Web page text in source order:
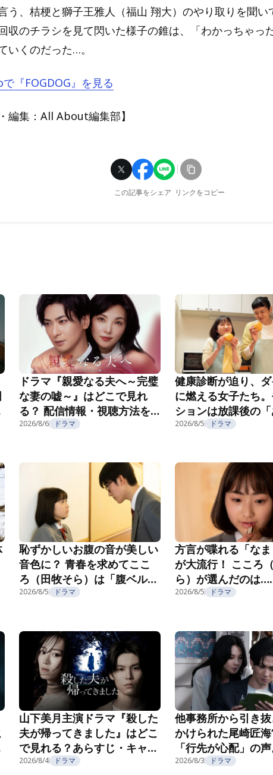
う、桔梗と獅子王雅人（福山 翔大）のやり取りを聞
収のチラシを見て閃いた様子の錐は、「わかっちゃっ
いくのだった…。
『FOGDOG』を見る
編集：All About編集部】
この記事をシェア リンクをコピー
ドラマ『親愛なる夫へ～完璧
な妻の嘘～』はどこで見れ
る？ 配信情報・視聴方法を
紹介
2026/8/6 ドラマ
健康診断が迫り、
に燃える女子たち
ションは放課後の
み」で……？『ここ
2026/8/5 ドラマ
恥ずかしいお腹の音が美しい
音色に？ 青春を求めてここ
ろ（田牧そら）は「腹ベル
部」へ！『こころのフフフ』
2026/8/5 ドラマ
方言が喋れる「なま
が大流行！ こころ
ら）が選んだのは
ろのフフフ』第2話
2026/8/5 ドラマ
山下美月主演ドラマ『殺した
夫が帰ってきました』はどこ
で見れる？あらすじ・キャス
ト・配信視聴方法を紹介
2026/8/4 ドラマ
他事務所から引き
かけられた尾崎匠海
「行先が心配」の
長の企みにゾッ…『
2026/8/3 ドラマ